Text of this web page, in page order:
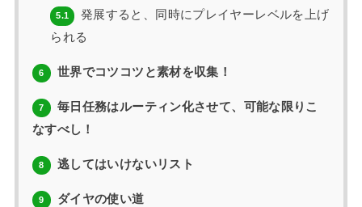
5.1
発展すると、同時にプレイヤーレベルを上げ
られる
6 世界でコツコツと素材を収集！
7
毎日任務はルーティン化させて、可能な限りこ
なすべし！
8 逃してはいけないリスト
9 ダイヤの使い道